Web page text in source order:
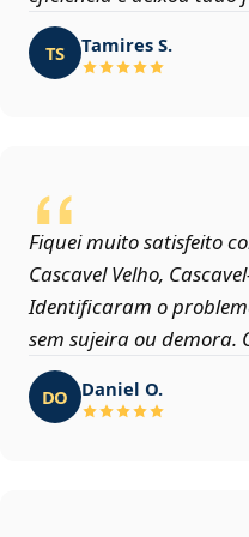
TS Tamires S.
Fiquei muito satisfeito
Cascavel Velho,
Identificaram o
sem sujeira ou demora.
DO Daniel O.